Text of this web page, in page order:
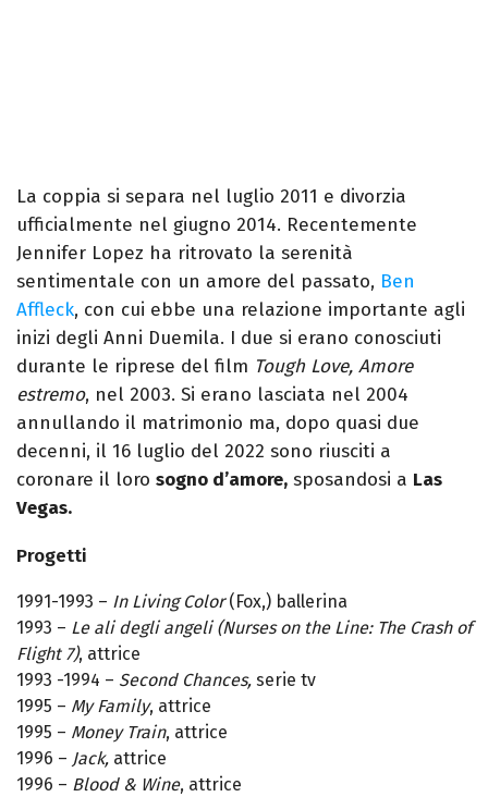
La coppia si separa nel luglio 2011 e divorzia
ufficialmente nel giugno 2014. Recentemente
Jennifer Lopez ha ritrovato la serenità
sentimentale con un amore del passato, Ben
Affleck, con cui ebbe una relazione importante agli
inizi degli Anni Duemila. I due si erano conosciuti
durante le riprese del film Tough Love, Amore
estremo, nel 2003. Si erano lasciata nel 2004
annullando il matrimonio ma, dopo quasi due
decenni, il 16 luglio del 2022 sono riusciti a
coronare il loro sogno d’amore, sposandosi a Las
Vegas.
Progetti
1991-1993 – In Living Color(Fox,) ballerina
1993 – Le ali degli angeli (Nurses on the Line: The Crash of
Flight 7), attrice
1993 -1994 – Second Chances, serie tv
1995 – My Family, attrice
1995 – Money Train, attrice
1996 – Jack, attrice
1996 – Blood & Wine, attrice